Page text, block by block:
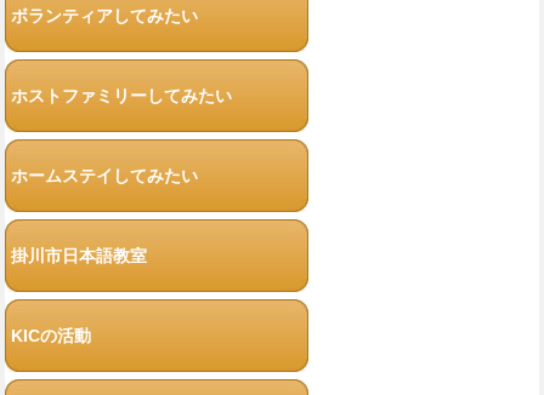
ボランティアしてみたい
ホストファミリーしてみたい
ホームステイしてみたい
掛川市日本語教室
KICの活動